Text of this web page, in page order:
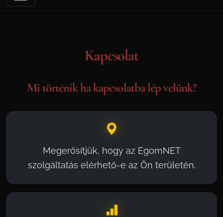
Kapcsolat
Mi történik ha kapcsolatba lép velünk?
Megerősítjük, hogy az EgomNET
szolgáltatás elérhető-e az Ön területén.